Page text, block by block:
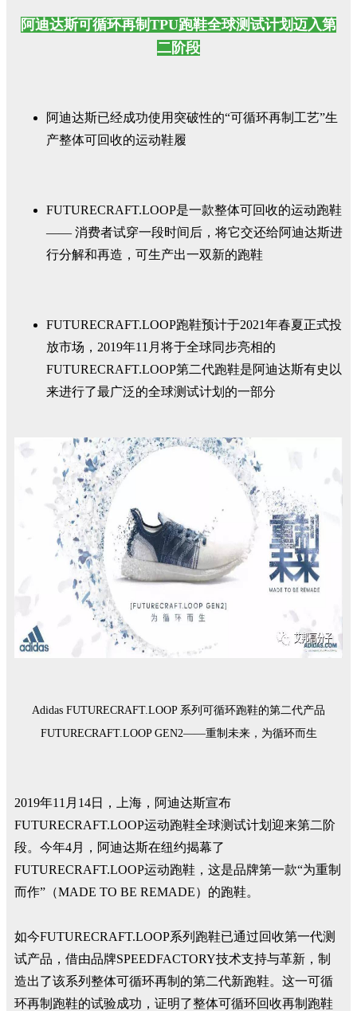
阿迪达斯可循环再制TPU跑鞋全球测试计划迈入第
二阶段
阿迪达斯已经成功使用突破性的“可循环再制工艺”生
产整体可回收的运动鞋履
FUTURECRAFT.LOOP是一款整体可回收的运动跑鞋
—— 消费者试穿一段时间后，将它交还给阿迪达斯进
行分解和再造，可生产出一双新的跑鞋
FUTURECRAFT.LOOP跑鞋预计于2021年春夏正式投
放市场，2019年11月将于全球同步亮相的
FUTURECRAFT.LOOP第二代跑鞋是阿迪达斯有史以
来进行了最广泛的全球测试计划的一部分
Adidas FUTURECRAFT.LOOP 系列可循环跑鞋的第二代产品
FUTURECRAFT.LOOP GEN2——重制未来，为循环而生
2019年11月14日，上海，阿迪达斯宣布
FUTURECRAFT.LOOP运动跑鞋全球测试计划迎来第二阶
段。今年4月，阿迪达斯在纽约揭幕了
FUTURECRAFT.LOOP运动跑鞋，这是品牌第一款“为重制
而作”（MADE TO BE REMADE）的跑鞋。
如今FUTURECRAFT.LOOP系列跑鞋已通过回收第一代测
试产品，借由品牌SPEEDFACTORY技术支持与革新，制
造出了该系列整体可循环再制的第二代新跑鞋。这一可循
环再制跑鞋的试验成功，证明了整体可循环回收再制跑鞋